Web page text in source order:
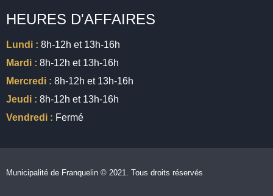
HEURES D'AFFAIRES
Lundi : 8h-12h et 13h-16h
Mardi : 8h-12h et 13h-16h
Mercredi : 8h-12h et 13h-16h
Jeudi : 8h-12h et 13h-16h
Vendredi : Fermé
Municipalité de Franquelin © 2021. Tous droits réservés